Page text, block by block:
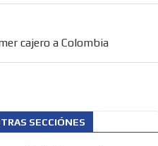
cajero a Colombia
SECCIÓNES